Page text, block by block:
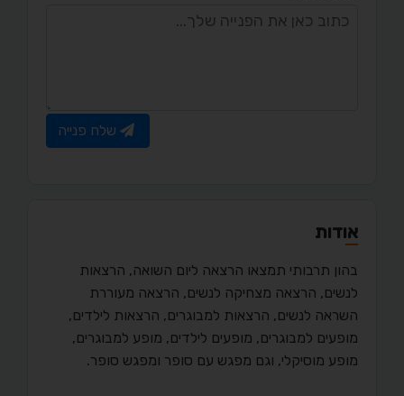
שלח פנייה
אודות
בהון תרבותי תמצאו הרצאה ליום השואה, הרצאות
לנשים, הרצאה מצחיקה לנשים, הרצאה מעוררת
השראה לנשים, הרצאות למבוגרים, הרצאות לילדים,
מופעים למבוגרים, מופעים לילדים, מופע למבוגרים,
מופע מוסיקלי, וגם מפגש עם סופר ומפגש סופר.